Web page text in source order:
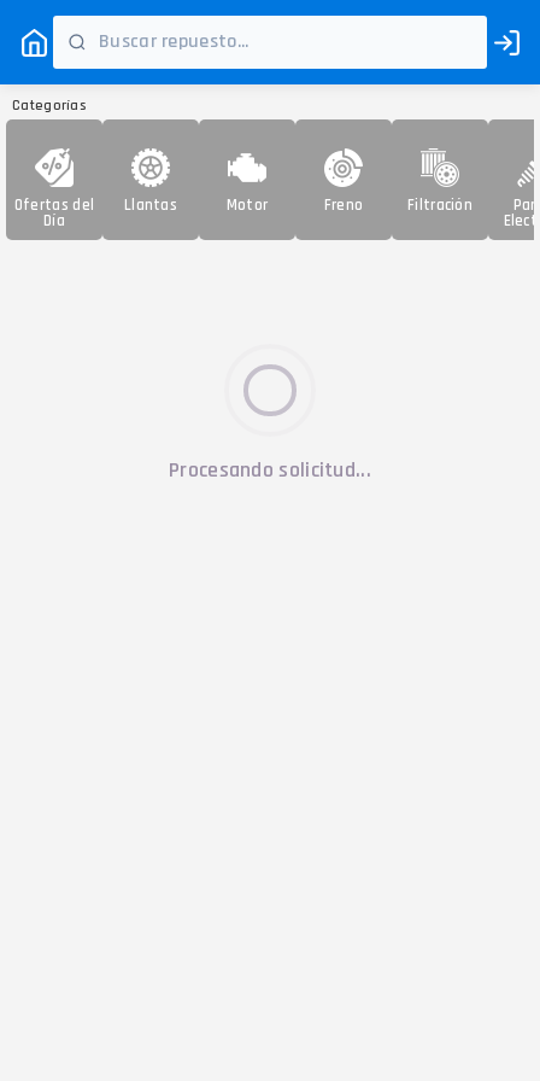
Categorías
Ofertas del
Día
Llantas Motor Freno Filtración
Procesando solicitud...